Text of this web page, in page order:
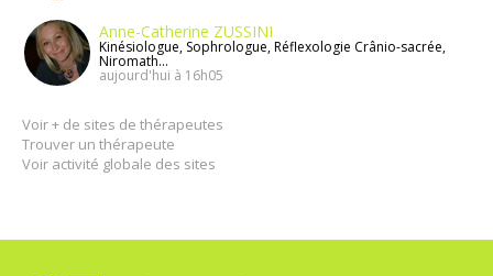
Anne-Catherine ZUSSINI
Kinésiologue, Sophrologue, Réflexologie Crânio-sacrée,
Niromath...
aujourd'hui à 16h05
Voir + de sites de thérapeutes
Trouver un thérapeute
Voir activité globale des sites